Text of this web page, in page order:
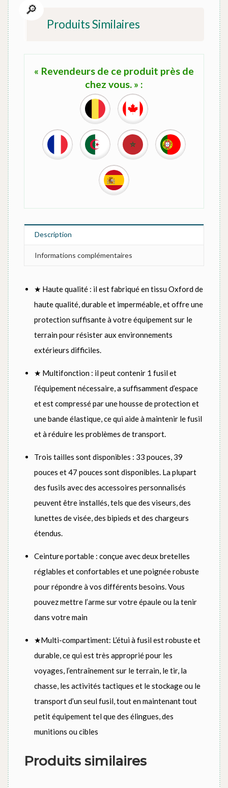
Produits Similaires
« Revendeurs de ce produit près de
chez vous. » :
Description
Informations complémentaires
★ Haute qualité : il est fabriqué en tissu Oxford de
haute qualité, durable et imperméable, et offre une
protection suffisante à votre équipement sur le
terrain pour résister aux environnements
extérieurs difficiles.
★ Multifonction : il peut contenir 1 fusil et
l’équipement nécessaire, a suffisamment d’espace
et est compressé par une housse de protection et
une bande élastique, ce qui aide à maintenir le fusil
et à réduire les problèmes de transport.
Trois tailles sont disponibles : 33 pouces, 39
pouces et 47 pouces sont disponibles. La plupart
des fusils avec des accessoires personnalisés
peuvent être installés, tels que des viseurs, des
lunettes de visée, des bipieds et des chargeurs
étendus.
Ceinture portable : conçue avec deux bretelles
réglables et confortables et une poignée robuste
pour répondre à vos différents besoins. Vous
pouvez mettre l’arme sur votre épaule ou la tenir
dans votre main
★Multi-compartiment: L’étui à fusil est robuste et
durable, ce qui est très approprié pour les
voyages, l’entraînement sur le terrain, le tir, la
chasse, les activités tactiques et le stockage ou le
transport d’un seul fusil, tout en maintenant tout
petit équipement tel que des élingues, des
munitions ou cibles
Produits similaires